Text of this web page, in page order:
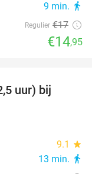
9 min. directions_walk
Regulier €17
€14,95
uur) bij
9.1 star
13 min. directions_walk